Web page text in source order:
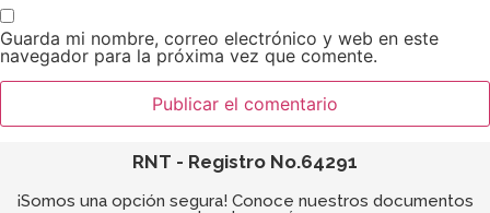
Guarda mi nombre, correo electrónico y web en este
navegador para la próxima vez que comente.
RNT - Registro No.64291
¡Somos una opción segura! Conoce nuestros documentos